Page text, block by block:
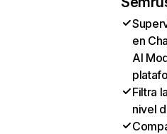
en
AI
Filtra
nivel